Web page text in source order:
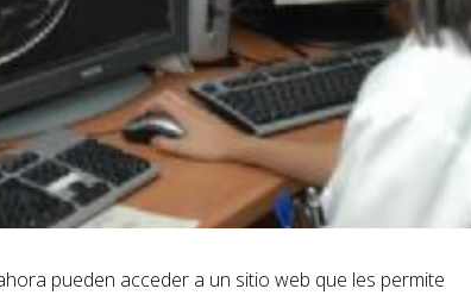
pueden acceder a un sitio web que les permite